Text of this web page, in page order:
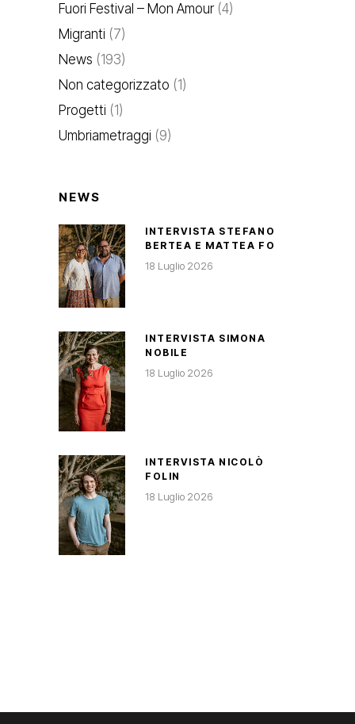
Fuori Festival – Mon Amour(4)
Migranti (7)
News (193)
Non categorizzato (1)
Progetti (1)
Umbriametraggi (9)
NEWS
INTERVISTA STEFANO
BERTEA E MATTEA FO
18 Luglio 2026
INTERVISTA SIMONA
NOBILE
18 Luglio 2026
INTERVISTA NICOLÒ
FOLIN
18 Luglio 2026